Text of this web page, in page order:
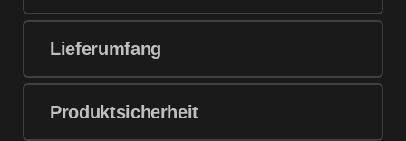
Lieferumfang
Produktsicherheit